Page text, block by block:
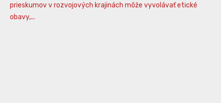
prieskumov v rozvojových krajinách môže vyvolávať etické
obavy,...